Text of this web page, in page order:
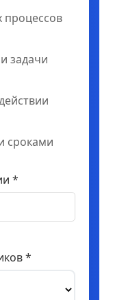
процессов
задачи
сроками
*
*